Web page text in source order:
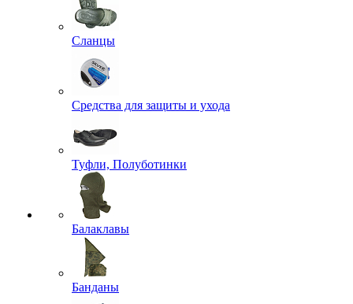
Сланцы
Средства для защиты и ухода
Туфли, Полуботинки
Балаклавы
Банданы